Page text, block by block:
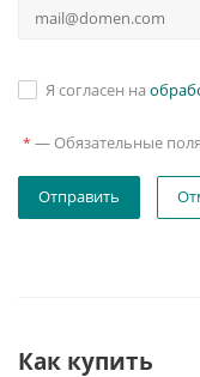
Я согласен на
* — Обязательные поля
Как купить